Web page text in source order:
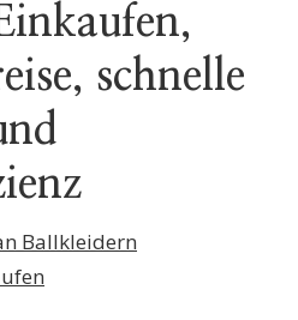
schnelle
Ballkleidern